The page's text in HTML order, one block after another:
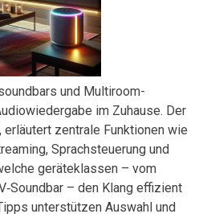
und Multiroom-
im Zuhause.⁢ Der
zentrale Funktionen wie⁤
Sprachsteuerung und
geräteklassen – vom
– den Klang ⁣effizient⁣
unterstützen Auswahl⁢ und